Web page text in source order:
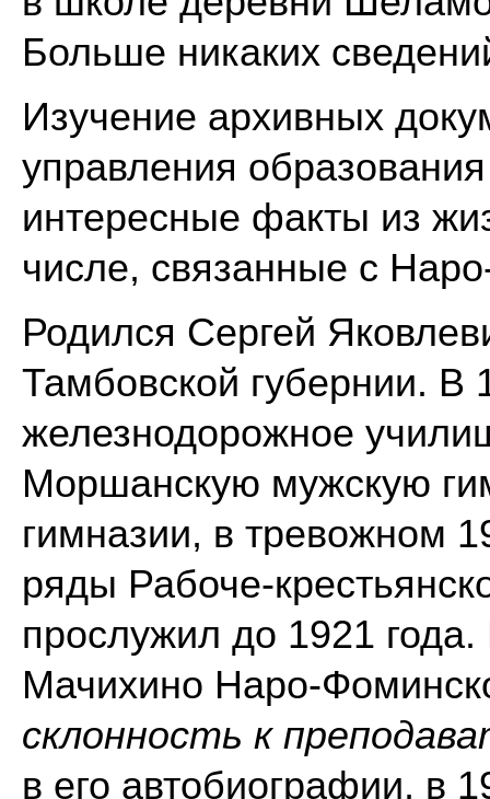
Больше никаких
Изучение архивных
управления
интересные факты из
числе, связанные с
Родился Сергей
Тамбовской губернии. В
железнодорожное
Моршанскую мужскую
гимназии, в тревожном
ряды Рабоче-
прослужил до 1921
Мачихино Наро-
склонность к
в его автобиографии, в